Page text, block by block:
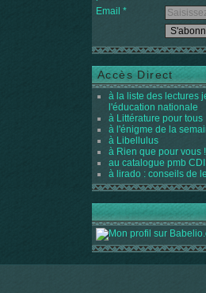
Email
Accès Direct
à la liste des lectures
l'éducation nationale
à Littérature pour tous
à l'énigme de la
à Libellulus
à Rien que pour vous !
au catalogue pmb CDI
à lirado : conseils de